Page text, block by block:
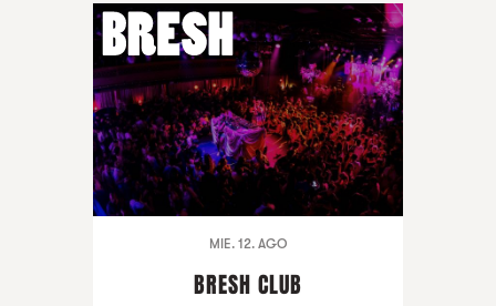
MIE. 12. AGO
BRESH CLUB